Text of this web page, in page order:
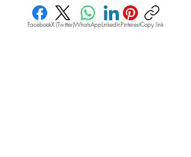
FacebookX (Twitter)WhatsAppLinkedInPinterestCopy link